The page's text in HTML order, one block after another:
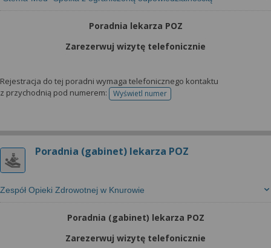
Poradnia lekarza POZ
Zarezerwuj wizytę telefonicznie
Rejestracja do tej poradni wymaga telefonicznego kontaktu
z przychodnią pod numerem:
Wyświetl numertelefonu do rejestracji
Poradnia (gabinet) lekarza POZ
Zespół Opieki Zdrowotnej w Knurowie
Poradnia (gabinet) lekarza POZ
Zarezerwuj wizytę telefonicznie